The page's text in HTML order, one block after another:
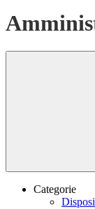
Categorie